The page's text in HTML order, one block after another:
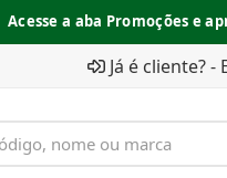
Acesse a aba Promoções e
Já é cliente? -